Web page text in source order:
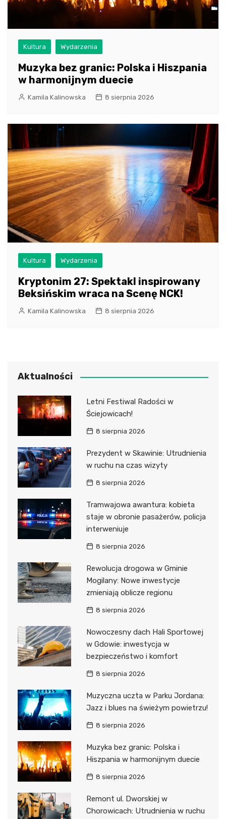
Kultura Wydarzenia
Muzyka bez granic: Polska i Hiszpania
w harmonijnym duecie
Kamila Kalinowska 8 sierpnia 2026
Kultura Wydarzenia
Kryptonim 27: Spektakl inspirowany
Beksińskim wraca na Scenę NCK!
Kamila Kalinowska 8 sierpnia 2026
Aktualności
Letni Festiwal Radości w
Ściejowicach!
8 sierpnia 2026
Prezydent w Skawinie: Utrudnienia
w ruchu na czas wizyty
8 sierpnia 2026
Tramwajowa awantura: kobieta
staje w obronie pasażerów, policja
interweniuje
8 sierpnia 2026
Rewolucja drogowa w Gminie
Mogilany: Nowe inwestycje
zmieniają oblicze regionu
8 sierpnia 2026
Nowoczesny dach Hali Sportowej
w Gdowie: inwestycja w
bezpieczeństwo i komfort
8 sierpnia 2026
Muzyczna uczta w Parku Jordana:
Jazz i blues na świeżym powietrzu!
8 sierpnia 2026
Muzyka bez granic: Polska i
Hiszpania w harmonijnym duecie
8 sierpnia 2026
Remont ul. Dworskiej w
Chorowicach: Utrudnienia w ruchu